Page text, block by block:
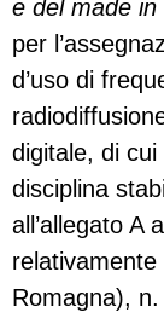
e del made in
per
d’uso di
digitale, di
disciplina
all’allegato A
relativamente
Romagna),